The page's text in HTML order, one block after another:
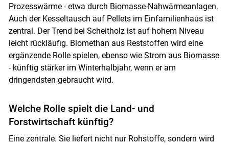
Prozesswärme - etwa durch Biomasse-Nahwärmeanlagen.
Auch der Kesseltausch auf Pellets im Einfamilienhaus ist
zentral. Der Trend bei Scheitholz ist auf hohem Niveau
leicht rückläufig. Biomethan aus Reststoffen wird eine
ergänzende Rolle spielen, ebenso wie Strom aus Biomasse
- künftig stärker im Winterhalbjahr, wenn er am
dringendsten gebraucht wird.
Welche Rolle spielt die Land- und
Forstwirtschaft künftig?
Eine zentrale. Sie liefert nicht nur Rohstoffe, sondern wird